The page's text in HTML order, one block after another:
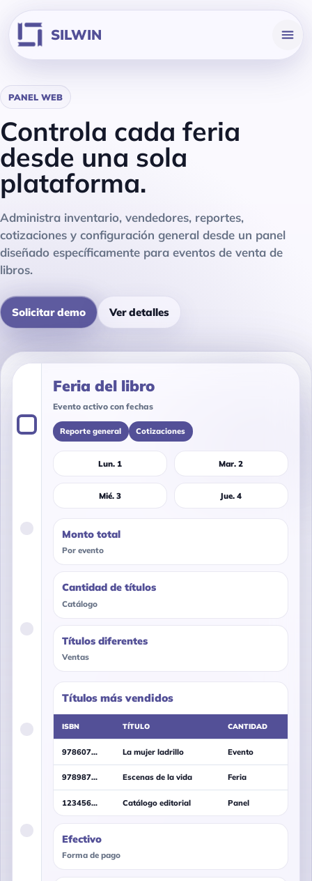
SILWIN
Facturación en línea
Cotizaciones
PANEL WEB
Controla cada feria
desde una sola
plataforma.
Administra inventario, vendedores, reportes,
cotizaciones y configuración general desde un panel
diseñado específicamente para eventos de venta de
libros.
Solicitar demo Ver detalles
Feria del libro
Evento activo con fechas
Reporte general Cotizaciones
Lun. 1 Mar. 2
Mié. 3 Jue. 4
Monto total
Por evento
Cantidad de títulos
Catálogo
Títulos diferentes
Ventas
Títulos más vendidos
ISBN TÍTULO CANTIDAD
978607... La mujer ladrillo Evento
978987... Escenas de la vida Feria
123456... Catálogo editorial Panel
Efectivo
Forma de pago